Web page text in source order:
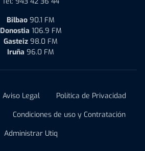
Bilbao 90.1 FM
Donostia 106.9 FM
Gasteiz 98.0 FM
Iruña 96.0 FM
Aviso Legal
Política de Privacidad
Condiciones de uso y Contratación
Administrar Utiq